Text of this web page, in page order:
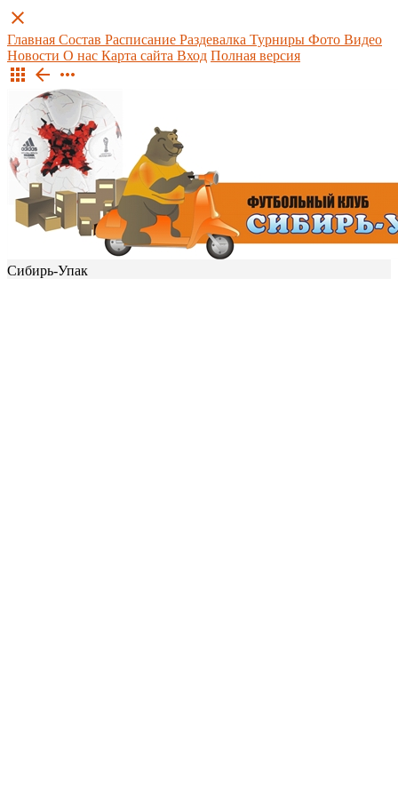
close
Главная Состав Расписание Раздевалка Турниры Фото Видео
Новости О нас Карта сайта Вход Полная версия
apps arrow_back more_horiz
Сибирь-Упак